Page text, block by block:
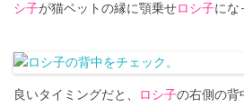
シ子が猫ベットの縁に顎乗せロシ子にな
良いタイミングだと、 ロシ子の右側の背